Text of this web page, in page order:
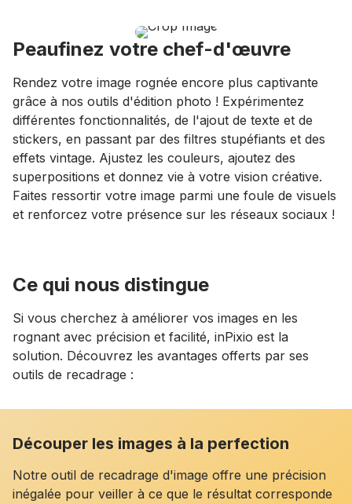
Peaufinez votre chef-d'œuvre
Rendez votre image rognée encore plus captivante
grâce à nos outils d'édition photo ! Expérimentez
différentes fonctionnalités, de l'ajout de texte et de
stickers, en passant par des filtres stupéfiants et des
effets vintage. Ajustez les couleurs, ajoutez des
superpositions et donnez vie à votre vision créative.
Faites ressortir votre image parmi une foule de visuels
et renforcez votre présence sur les réseaux sociaux !
Ce qui nous distingue
Si vous cherchez à améliorer vos images en les
rognant avec précision et facilité, inPixio est la
solution. Découvrez les avantages offerts par ses
outils de recadrage :
Découper les images à la perfection
Notre outil de recadrage d'image offre une précision
inégalée pour veiller à ce que le résultat corresponde